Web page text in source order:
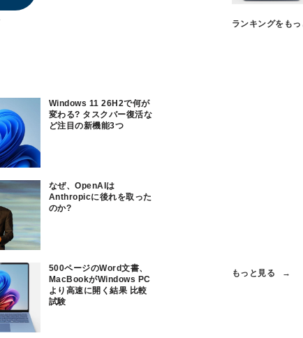
Windows 11 26H2で何が
変わる? タスクバー復活な
ど注目の新機能3つ
なぜ、OpenAIは
Anthropicに後れを取った
のか?
500ページのWord文書、
MacBookがWindows PC
より高速に開く結果 比較
試験
ランキングをもっ
もっと見る